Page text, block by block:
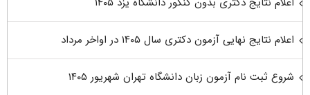
اعلام نتایج نهایی آزمون دکتری سال ۱۴۰۵ در اواخر مرداد
شروع ثبت نام آزمون زبان دانشگاه تهران شهریور ۱۴۰۵